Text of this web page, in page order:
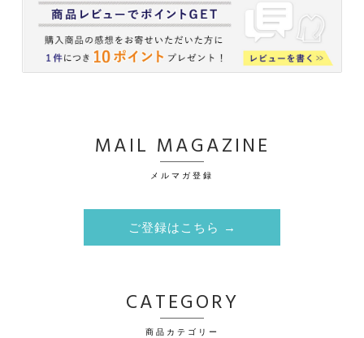
MAIL MAGAZINE
メルマガ登録
ご登録はこちら →
CATEGORY
商品カテゴリー